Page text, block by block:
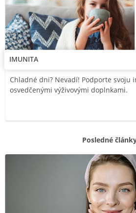
IMUNITA
Chladné dni? Nevadí! Podporte svoju
osvedčenými výživovými doplnkami.
Posledné